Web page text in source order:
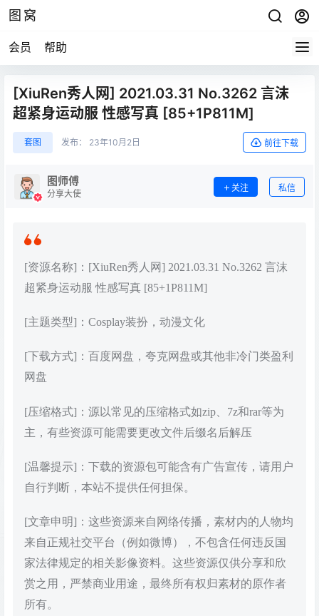
图窝
会员 帮助
[XiuRen秀人网] 2021.03.31 No.3262 言沫
超紧身运动服 性感写真 [85+1P811M]
套图 发布： 23年10月2日 前往下载
图师傅
分享大使
关注 私信
[资源名称]：[XiuRen秀人网] 2021.03.31 No.3262 言沫
超紧身运动服 性感写真 [85+1P811M]
[主题类型]：Cosplay装扮，动漫文化
[下载方式]：百度网盘，夸克网盘或其他非冷门类盈利
网盘
[压缩格式]：源以常见的压缩格式如zip、7z和rar等为
主，有些资源可能需要更改文件后缀名后解压
[温馨提示]：下载的资源包可能含有广告宣传，请用户
自行判断，本站不提供任何担保。
[文章申明]：这些资源来自网络传播，素材内的人物均
来自正规社交平台（例如微博），不包含任何违反国
家法律规定的相关影像资料。这些资源仅供分享和欣
赏之用，严禁商业用途，最终所有权归素材的原作者
所有。